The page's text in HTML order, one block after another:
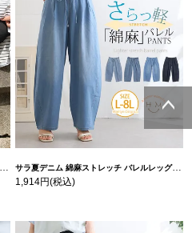
サラ夏デニム 綿麻ストレッチ バレルレッグパンツ | 大きいサイズの通販ならハッピーマリリン
1,914円(税込)
ページトッ
プへ